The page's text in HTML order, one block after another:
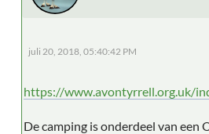
juli 20, 2018, 05:40:42 PM
https://www.avontyrrell.org.uk/
De camping is onderdeel van